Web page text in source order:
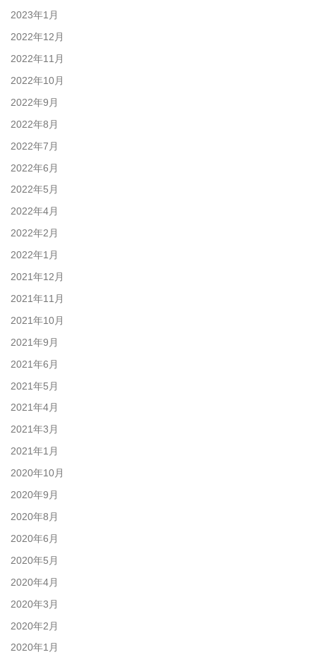
2023年1月
2022年12月
2022年11月
2022年10月
2022年9月
2022年8月
2022年7月
2022年6月
2022年5月
2022年4月
2022年2月
2022年1月
2021年12月
2021年11月
2021年10月
2021年9月
2021年6月
2021年5月
2021年4月
2021年3月
2021年1月
2020年10月
2020年9月
2020年8月
2020年6月
2020年5月
2020年4月
2020年3月
2020年2月
2020年1月